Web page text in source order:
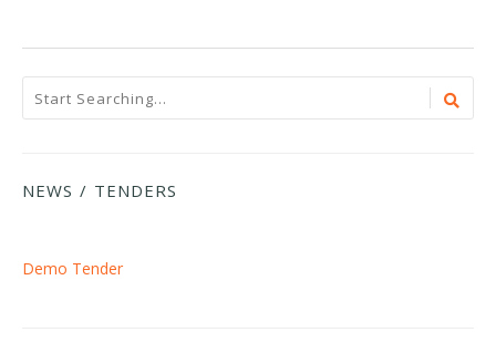
NEWS / TENDERS
Demo Tender